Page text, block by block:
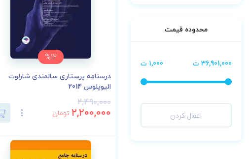
محدوده قیمت
1,000 ت 36,901,000 ت
اعمال کردن
%12
درسنامه پرستاری سالمندی شارلوت
الیوپلوس 2014
2,490,000
2,200,000 تومان